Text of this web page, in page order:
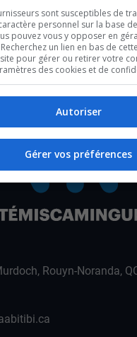
NOS MÉDIAS, C’EST
ET NOTRE
Rouyn-Noranda,
sont susceptibles de
personnel sur la base
pouvez vous y opposer en
un lien en bas de
pour gérer ou retirer votre
des cookies et de
Autoriser
Gérer vos préférences